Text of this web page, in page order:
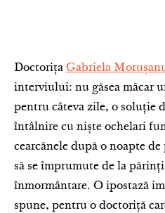
Doctorița Gabriela
interviului: nu găsea măcar
pentru câteva zile, o soluție
întâlnire cu niște ochelari
cearcănele după o noapte
să se împrumute de la
înmormântare. O ipostază
spune, pentru o doctoriță